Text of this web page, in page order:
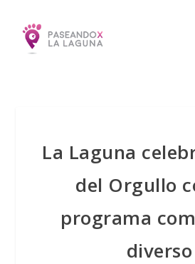
La Laguna
del Orgullo
programa
diverso